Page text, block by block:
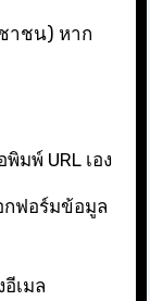
าชน) หาก
มพ์ URL เอง
กฟอร์มข้อมูล
เมล